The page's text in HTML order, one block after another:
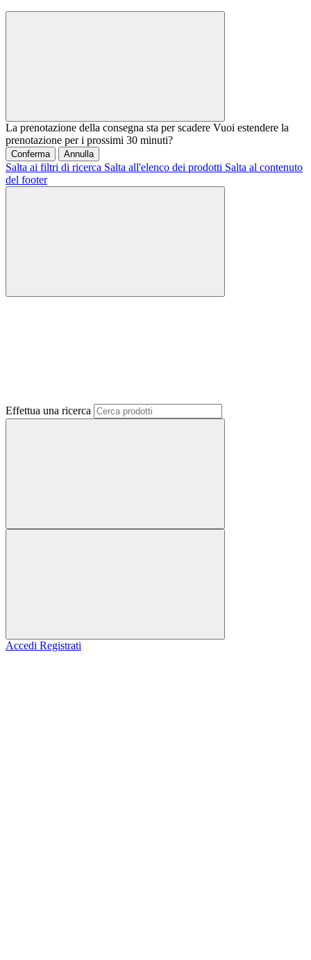
La prenotazione della consegna sta per scadere Vuoi estendere la
prenotazione per i prossimi 30 minuti?
Conferma Annulla
Salta ai filtri di ricerca Salta all'elenco dei prodotti Salta al contenuto
del footer
Effettua una ricerca
Accedi Registrati